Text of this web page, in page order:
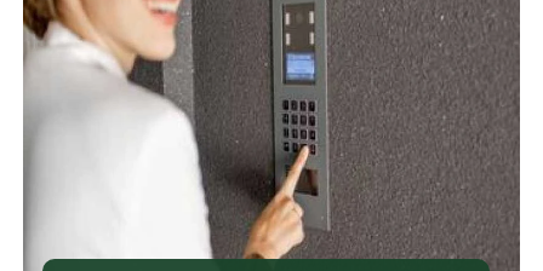
RECEPCIONISTAS
SEGURANÇA PARA CONDOMÍNIOS
SEGURANÇA PATRIMONIAL
SEGURANÇAS PATRIMONIAIS
SERVIÇOS DE CONSERVAÇÃO